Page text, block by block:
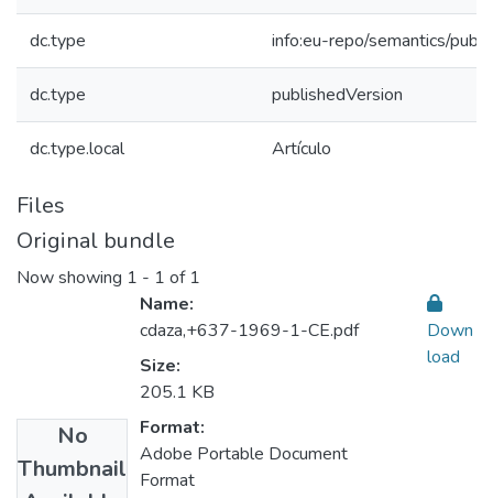
dc.type info:eu-repo/semantics/
dc.type publishedVersion
dc.type.local Artículo
Files
Original bundle
Now showing 1 - 1 of 1
No
Thumbnail
Name:
cdaza,+637-1969-1-CE.pdf
Size:
205.1 KB
Format:
Adobe Portable Document
Format
Down
load